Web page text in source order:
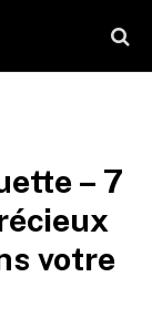
– 7
votre